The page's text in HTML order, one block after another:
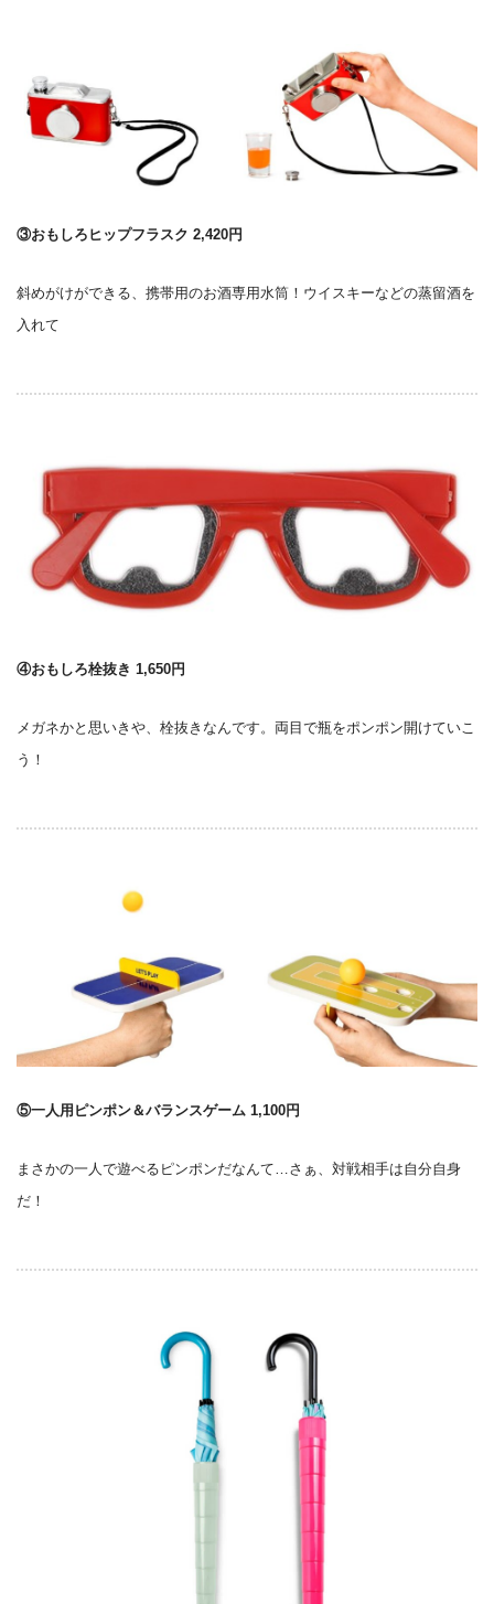
③おもしろヒップフラスク 2,420円
斜めがけができる、携帯用のお酒専用水筒！ウイスキーなどの蒸留酒を
入れて
④おもしろ栓抜き 1,650円
メガネかと思いきや、栓抜きなんです。両目で瓶をポンポン開けていこ
う！
⑤一人用ピンポン＆バランスゲーム 1,100円
まさかの一人で遊べるピンポンだなんて…さぁ、対戦相手は自分自身
だ！